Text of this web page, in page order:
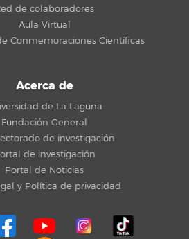
de colaboradores
Aula Virtual
Conmemoraciones Científicas
Acerca de
de La Laguna
Fundación General
de investigación
de investigación
Portal de Noticias
y Política de privacidad